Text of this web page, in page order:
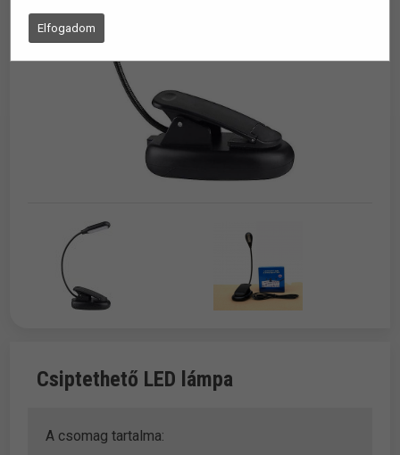
Elfogadom
Csiptethető LED lámpa
A csomag tartalma: